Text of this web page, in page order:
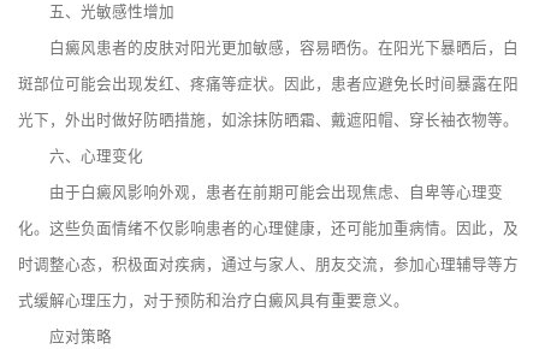
五、光敏感性增加
白癜风患者的皮肤对阳光更加敏感，容易晒伤。在阳光下暴晒后，白
斑部位可能会出现发红、疼痛等症状。因此，患者应避免长时间暴露在阳
光下，外出时做好防晒措施，如涂抹防晒霜、戴遮阳帽、穿长袖衣物等。
六、心理变化
由于白癜风影响外观，患者在前期可能会出现焦虑、自卑等心理变
化。这些负面情绪不仅影响患者的心理健康，还可能加重病情。因此，及
时调整心态，积极面对疾病，通过与家人、朋友交流，参加心理辅导等方
式缓解心理压力，对于预防和治疗白癜风具有重要意义。
应对策略